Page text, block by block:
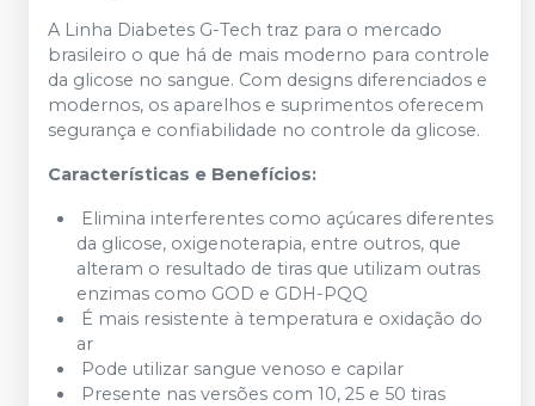
A Linha Diabetes G-Tech traz para o mercado
brasileiro o que há de mais moderno para controle
da glicose no sangue. Com designs diferenciados e
modernos, os aparelhos e suprimentos oferecem
segurança e confiabilidade no controle da glicose.
Características e Benefícios:
Elimina interferentes como açúcares diferentes
da glicose, oxigenoterapia, entre outros, que
alteram o resultado de tiras que utilizam outras
enzimas como GOD e GDH-PQQ
É mais resistente à temperatura e oxidação do
ar
Pode utilizar sangue venoso e capilar
Presente nas versões com 10, 25 e 50 tiras